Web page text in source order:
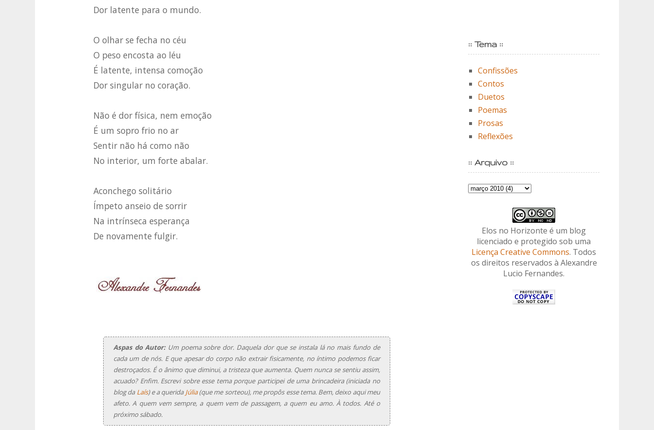
Dor latente para o mundo.
O olhar se fecha no céu
O peso encosta ao léu
É latente, intensa comoção
Dor singular no coração.
Não é dor física, nem emoção
É um sopro frio no ar
Sentir não há como não
No interior, um forte abalar.
Aconchego solitário
Ímpeto anseio de sorrir
Na intrínseca esperança
De novamente fulgir.
Aspas do Autor:Um poema sobre dor. Daquela dor que se instala lá no mais fundo de
cada um de nós. E que apesar do corpo não extrair fisicamente, no íntimo podemos ficar
destroçados. É o ânimo que diminui, a tristeza que aumenta. Quem nunca se sentiu assim,
acuado? Enfim. Escrevi sobre esse tema porque participei de uma brincadeira (iniciada no
blog da Laís) e a querida Júlia(que me sorteou), me propôs esse tema. Bem, deixo aqui meu
afeto. A quem vem sempre, a quem vem de passagem, a quem eu amo. À todos. Até o
próximo sábado.
:: Tema ::
Confissões
Contos
Duetos
Poemas
Prosas
Reflexões
:: Arquivo ::
Elos no Horizonte é um blog
licenciado e protegido sob uma
Licença Creative Commons. Todos
os direitos reservados à Alexandre
Lucio Fernandes.